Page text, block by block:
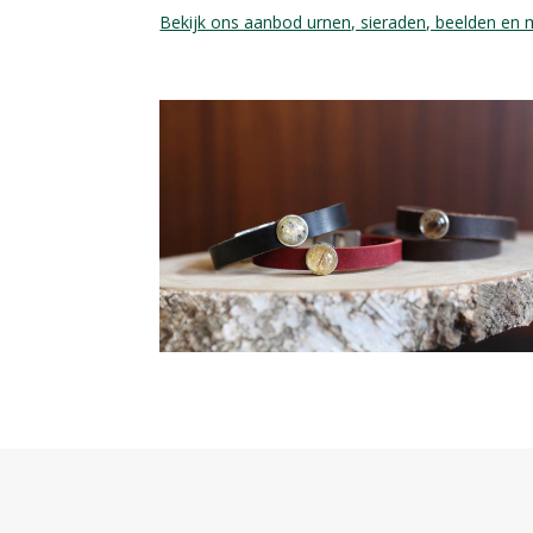
Bekijk ons aanbod urnen, sieraden, beelden en